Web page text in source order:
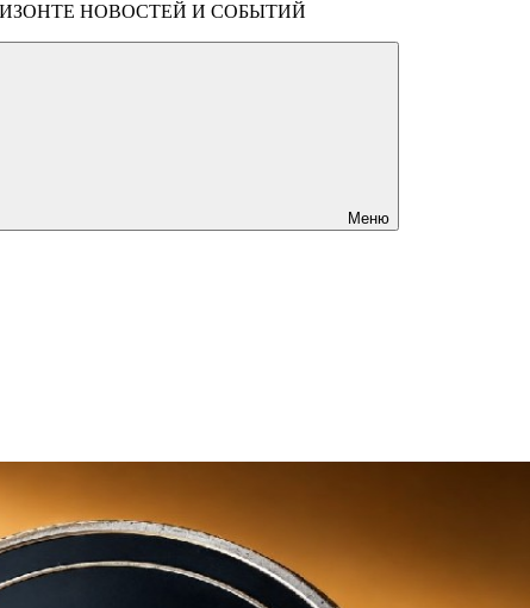
НОВОСТЕЙ И СОБЫТИЙ
Меню